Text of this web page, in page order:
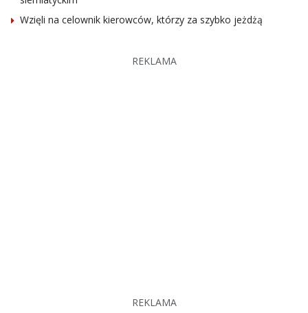
Wzięli na celownik kierowców, którzy za szybko jeżdżą
REKLAMA
REKLAMA